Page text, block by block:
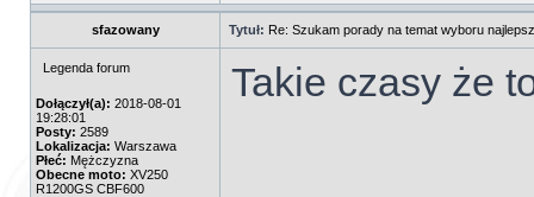
sfazowany Tytuł: Re: Szukam porady na temat wyboru
Legenda forum
Dołączył(a): 2018-08-01
19:28:01
Posty: 2589
Lokalizacja: Warszawa
Płeć: Mężczyzna
Obecne moto: XV250
R1200GS CBF600
Takie czasy że